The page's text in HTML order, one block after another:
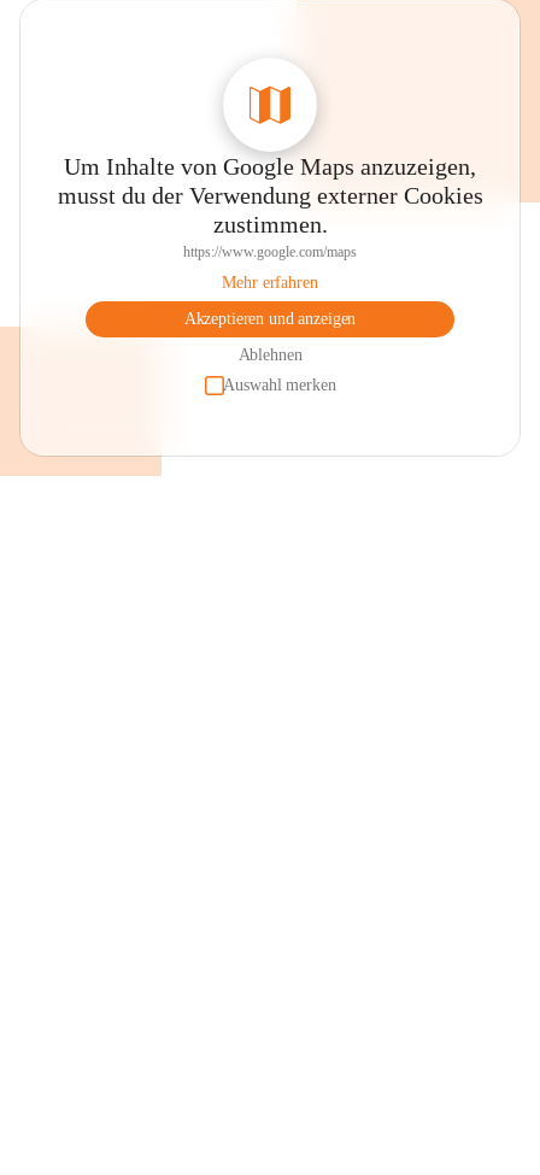
Um Inhalte von Google Maps anzuzeigen,
musst du der Verwendung externer Cookies
zustimmen.
https://www.google.com/maps
Mehr erfahren
Akzeptieren und anzeigen
Ablehnen
Auswahl merken